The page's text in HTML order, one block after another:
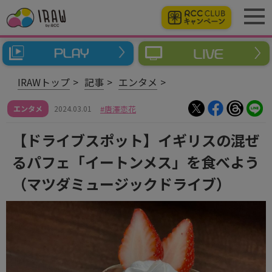
IRAWトップ 記事 エンタメ
エンタメ 2024.03.01 唐澤恋花
【ドライブスポット】イギリスの混ぜ
るパフェ「イートンメス」を食べよう
（マツダミュージックドライブ）